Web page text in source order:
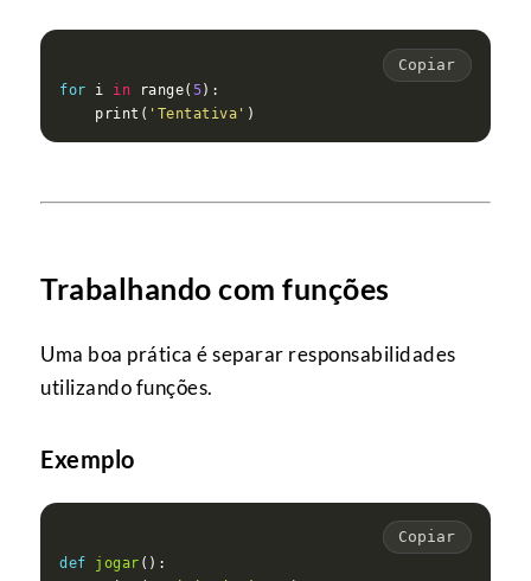
Copiar
for i in range( 5
    print(
'Tentativa'
Trabalhando com funções
Uma boa prática é separar responsabilidades
utilizando funções.
Exemplo
Copiar
def jogar